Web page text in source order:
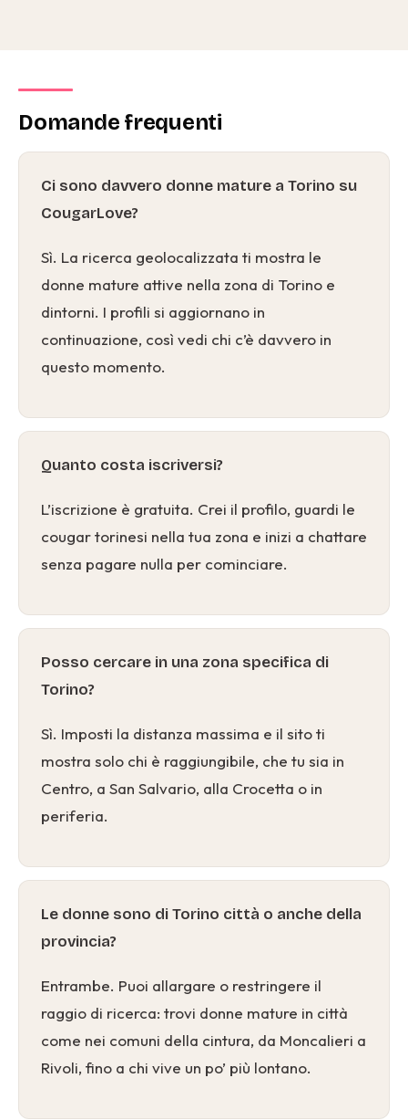
Domande frequenti
Ci sono davvero donne mature a Torino su
CougarLove?
Sì. La ricerca geolocalizzata ti mostra le
donne mature attive nella zona di Torino e
dintorni. I profili si aggiornano in
continuazione, così vedi chi c’è davvero in
questo momento.
Quanto costa iscriversi?
L’iscrizione è gratuita. Crei il profilo, guardi le
cougar torinesi nella tua zona e inizi a chattare
senza pagare nulla per cominciare.
Posso cercare in una zona specifica di
Torino?
Sì. Imposti la distanza massima e il sito ti
mostra solo chi è raggiungibile, che tu sia in
Centro, a San Salvario, alla Crocetta o in
periferia.
Le donne sono di Torino città o anche della
provincia?
Entrambe. Puoi allargare o restringere il
raggio di ricerca: trovi donne mature in città
come nei comuni della cintura, da Moncalieri a
Rivoli, fino a chi vive un po’ più lontano.